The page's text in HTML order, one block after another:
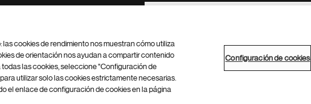
Footer Site Search
Configuración de cookies Mapa del sitio
cookies de rendimiento nos muestran cómo utiliza
de orientación nos ayudan a compartir contenido
las cookies, seleccione "Configuración de
utilizar solo las cookies estrictamente necesarias.
el enlace de configuración de cookies en la página
Configuración de cookies